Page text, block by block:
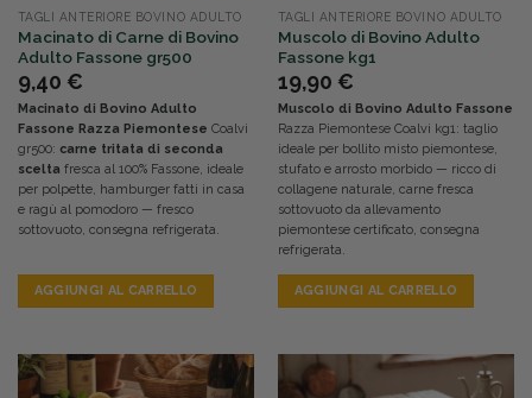
TAGLI ANTERIORE BOVINO ADULTO
Macinato di Carne di Bovino
Adulto Fassone gr500
9,40 €
Macinato di Bovino Adulto
Fassone Razza Piemontese Coalvi
gr500: carne tritata di seconda
scelta fresca al 100% Fassone, ideale
per polpette, hamburger fatti in casa
e ragù al pomodoro — fresco
sottovuoto, consegna refrigerata.
AGGIUNGI AL CARRELLO
TAGLI ANTERIORE BOVINO ADULTO
Muscolo di Bovino Adulto
Fassone kg1
19,90 €
Muscolo di Bovino Adulto Fassone
Razza Piemontese Coalvi kg1: taglio
ideale per bollito misto piemontese,
stufato e arrosto morbido — ricco di
collagene naturale, carne fresca
sottovuoto da allevamento
piemontese certificato, consegna
refrigerata.
AGGIUNGI AL CARRELLO